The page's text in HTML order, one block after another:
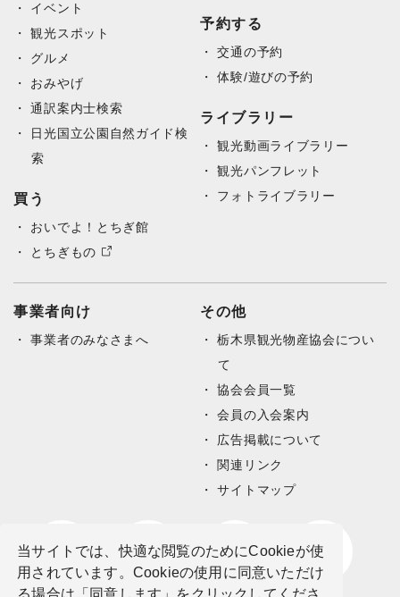
当サイトでは、快適な閲覧のためにCookieが使
用されています。Cookieの使用に同意いただけ
る場合は「同意します」をクリックしてくださ
イベント
観光スポット
グルメ
おみやげ
通訳案内士検索
日光国立公園自然ガイド検
索
買う
おいでよ！とちぎ館
とちぎもの
予約する
交通の予約
体験/遊びの予約
ライブラリー
観光動画ライブラリー
観光パンフレット
フォトライブラリー
事業者向け
事業者のみなさまへ
その他
栃木県観光物産協会につい
て
協会会員一覧
会員の入会案内
広告掲載について
関連リンク
サイトマップ